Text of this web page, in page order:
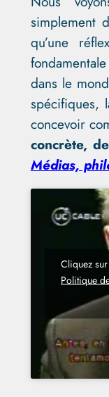
simplement
qu’une
dans le
spécifiques,
concevoir
concrète,
Médias,
Cliquez
Politique